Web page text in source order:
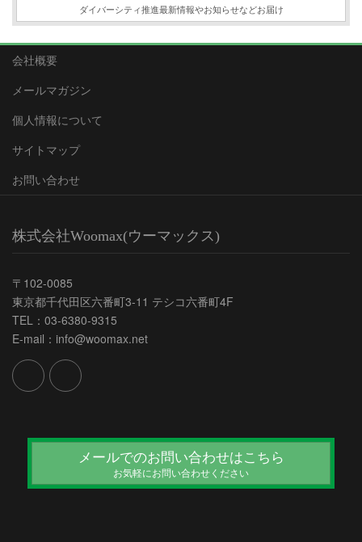
ダイバーシティ推進最新情報やお知らせなどお届け
会社概要
メールマガジン
個人情報について
サイトマップ
お問い合わせ
株式会社Woomax(ウーマックス)
〒102-0085
東京都千代田区六番町3-11 テシコ六番町4F
TEL：03-6380-9315
E-mail：info@woomax.net
メールでのお問い合わせはこちら
お気軽にお問い合わせください